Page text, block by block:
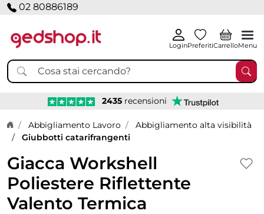
02 80886189
LoginPreferitiCarrelloMenu
2435 recensioni
Home page
Abbigliamento Lavoro
Abbigliamento alta visibilità
Giubbotti catarifrangenti
Giacca Workshell
Poliestere Riflettente
Valento Termica